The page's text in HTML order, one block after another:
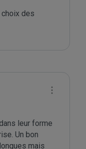
des
leur forme
Un bon
mais